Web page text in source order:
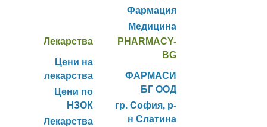
Фармация
Медицина
Лекарства
Цени на
лекарства
Цени по
НЗОК
Лекарства
PHARMACY-
BG
ФАРМАСИ
БГ ООД
гр. София, р-
н Слатина